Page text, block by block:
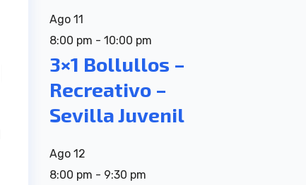
Ago 11
8:00 pm - 10:00 pm
3×1 Bollullos –
Recreativo –
Sevilla Juvenil
Ago 12
8:00 pm - 9:30 pm